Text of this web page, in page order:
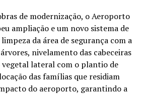
de modernização, o Aeroporto
ampliação e um novo sistema de
da área de segurança com a
nivelamento das cabeceiras
lateral com o plantio de
das famílias que residiam
do aeroporto, garantindo a